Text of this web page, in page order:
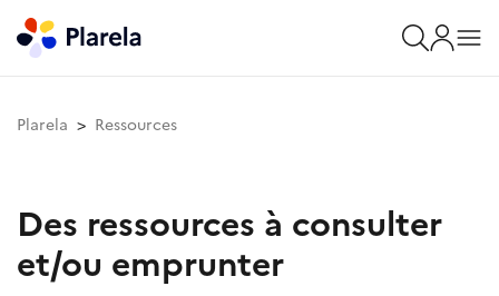
Plarela Ressources
Des ressources à consulter
et/ou emprunter